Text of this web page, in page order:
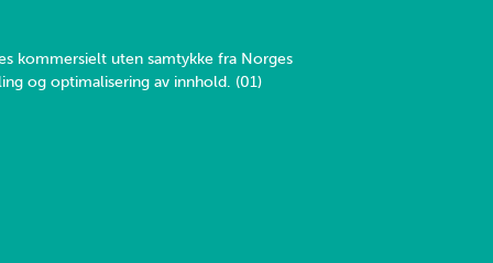
kommersielt uten samtykke fra Norges
og optimalisering av innhold. (01)